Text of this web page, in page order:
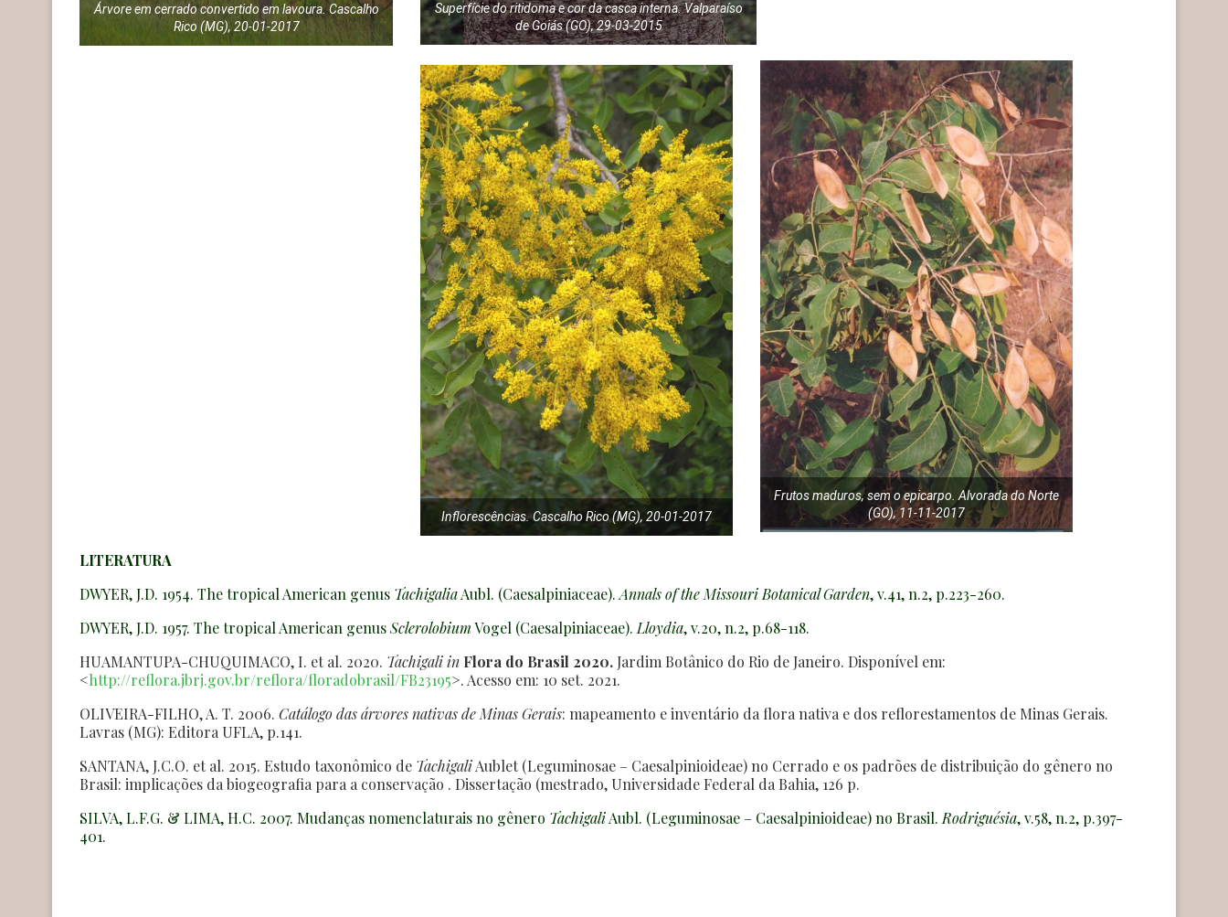
Árvore em cerrado convertido em lavoura. Cascalho
Rico (MG), 20-01-2017
Superfície do ritidoma e cor da casca interna. Valparaíso
de Goiás (GO), 29-03-2015
Inflorescências. Cascalho Rico (MG), 20-01-2017
Frutos maduros, sem o epicarpo. Alvorada do Norte
(GO), 11-11-2017
LITERATURA
DWYER, J.D. 1954. The tropical American genus TachigaliaAubl. (Caesalpiniaceae). Annals of the Missouri Botanical Garden, v.41, n.2, p.223-260.
DWYER, J.D. 1957. The tropical American genusSclerolobiumVogel (Caesalpiniaceae). Lloydia, v.20, n.2, p.68-118.
HUAMANTUPA-CHUQUIMACO, I. et al. 2020. Tachigaliin Flora do Brasil 2020. Jardim Botânico do Rio de Janeiro. Disponível em:
<http://reflora.jbrj.gov.br/reflora/floradobrasil/FB23195>. Acesso em: 10 set. 2021.
OLIVEIRA-FILHO, A. T. 2006. Catálogo das árvores nativas de Minas Gerais: mapeamento e inventário da flora nativa e dos reflorestamentos de Minas Gerais.
Lavras (MG): Editora UFLA, p.141.
SANTANA, J.C.O. et al. 2015. Estudo taxonômico de TachigaliAublet (Leguminosae – Caesalpinioideae) no Cerrado e os padrões de distribuição do gênero no
Brasil: implicações da biogeografia para a conservação . Dissertação (mestrado, Universidade Federal da Bahia, 126 p.
SILVA, L.F.G. & LIMA, H.C. 2007. Mudanças nomenclaturais no gênero TachigaliAubl. (Leguminosae – Caesalpinioideae) no Brasil. Rodriguésia, v.58, n.2, p.397-
401.